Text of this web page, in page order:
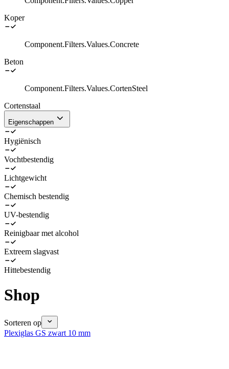
Koper
Component.Filters.Values.Concrete
Beton
Component.Filters.Values.CortenSteel
Cortenstaal
Eigenschappen
Hygiënisch
Vochtbestendig
Lichtgewicht
Chemisch bestendig
UV-bestendig
Reinigbaar met alcohol
Extreem slagvast
Hittebestendig
Shop
Sorteren op
Plexiglas GS zwart 10 mm